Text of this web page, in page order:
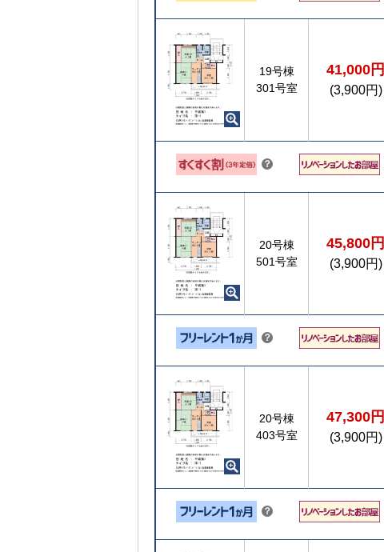
ン
19号棟
301号室
41,000円
(3,900円)
？
ン
【ご入居要件あり】満18歳未満のお子様を
扶養、もしくはご妊娠されている方限定
こちら
20号棟
501号室
45,800円
(3,900円)
？
ン
こちら
20号棟
403号室
47,300円
(3,900円)
？
ン
こちら